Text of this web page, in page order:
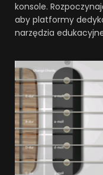
konsole.
aby platformy
narzędzia